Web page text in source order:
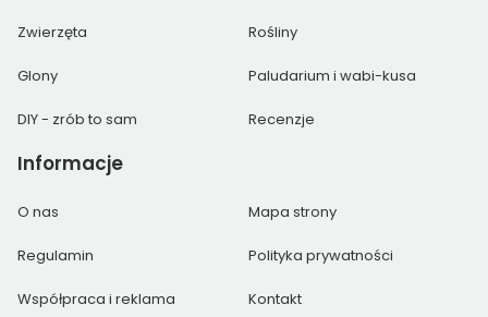
Zwierzęta Rośliny
Glony Paludarium i wabi-kusa
DIY - zrób to sam Recenzje
Informacje
O nas Mapa strony
Regulamin Polityka prywatności
Współpraca i reklama Kontakt